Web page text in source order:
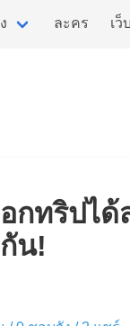
ละคร เว็
กทริปไ
น!